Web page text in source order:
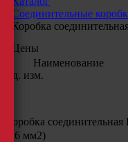
Соединительные
Коробка
Цены
Наименование
Ед. изм.
Коробка
(16 мм2)